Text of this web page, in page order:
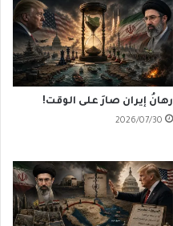
رهانُ إيران صارَ على الوقت!
2026/07/30